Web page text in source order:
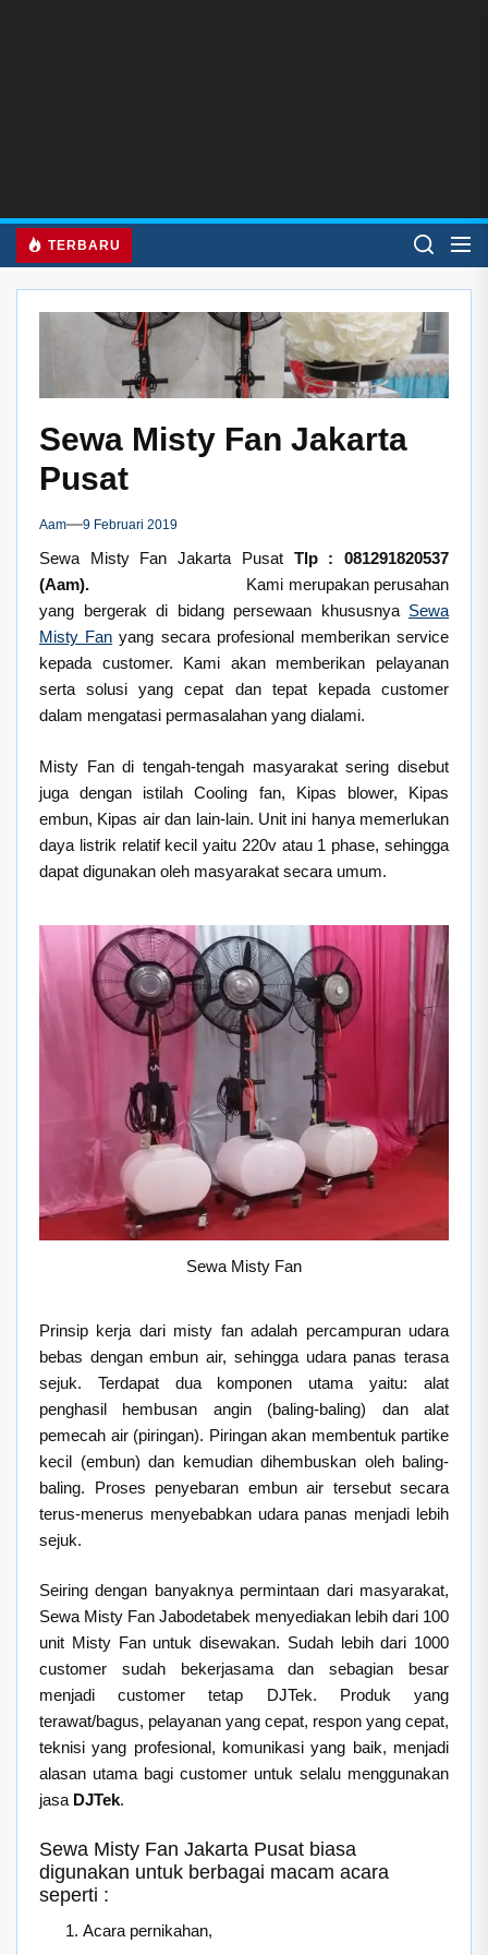
TERBARU
Sewa Misty Fan Jakarta
Pusat
Aam 9 Februari 2019
Sewa Misty Fan Jakarta Pusat Tlp : 081291820537
(Aam). Kami merupakan perusahan
yang bergerak di bidang persewaan khususnya Sewa
Misty Fan yang secara profesional memberikan service
kepada customer. Kami akan memberikan pelayanan
serta solusi yang cepat dan tepat kepada customer
dalam mengatasi permasalahan yang dialami.
Misty Fan di tengah-tengah masyarakat sering disebut
juga dengan istilah Cooling fan, Kipas blower, Kipas
embun, Kipas air dan lain-lain. Unit ini hanya memerlukan
daya listrik relatif kecil yaitu 220v atau 1 phase, sehingga
dapat digunakan oleh masyarakat secara umum.
Sewa Misty Fan
Prinsip kerja dari misty fan adalah percampuran udara
bebas dengan embun air, sehingga udara panas terasa
sejuk. Terdapat dua komponen utama yaitu: alat
penghasil hembusan angin (baling-baling) dan alat
pemecah air (piringan). Piringan akan membentuk partike
kecil (embun) dan kemudian dihembuskan oleh baling-
baling. Proses penyebaran embun air tersebut secara
terus-menerus menyebabkan udara panas menjadi lebih
sejuk.
Seiring dengan banyaknya permintaan dari masyarakat,
Sewa Misty Fan Jabodetabek menyediakan lebih dari 100
unit Misty Fan untuk disewakan. Sudah lebih dari 1000
customer sudah bekerjasama dan sebagian besar
menjadi customer tetap DJTek. Produk yang
terawat/bagus, pelayanan yang cepat, respon yang cepat,
teknisi yang profesional, komunikasi yang baik, menjadi
alasan utama bagi customer untuk selalu menggunakan
jasa DJTek.
Sewa Misty Fan Jakarta Pusat biasa
digunakan untuk berbagai macam acara
seperti :
Acara pernikahan,